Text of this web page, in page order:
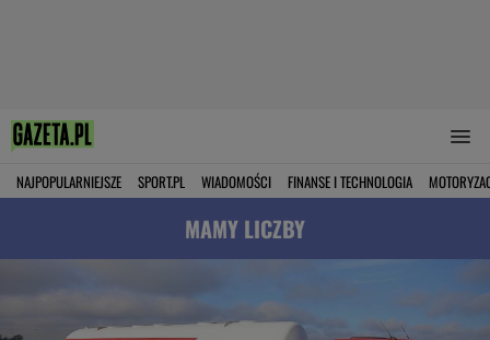
NAJPOPULARNIEJSZE SPORT.PL WIADOMOŚCI FINANSE I TECHNOLOGIA
MAMY LICZBY